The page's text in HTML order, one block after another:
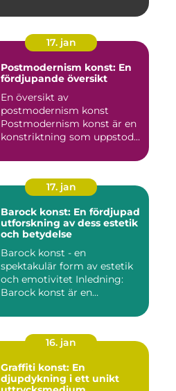
17. jan
Postmodernism konst: En
fördjupande översikt
En översikt av
postmodernism konst
Postmodernism konst är en
konstriktning som uppstod
17. jan
Barock konst: En fördjupad
utforskning av dess estetik
och betydelse
Barock konst - en
spektakulär form av estetik
och emotivitet Inledning:
Barock konst är en
16. jan
Graffiti konst: En
djupdykning i ett unikt